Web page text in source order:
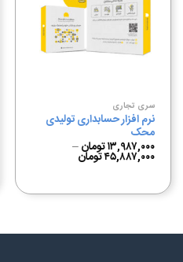
افزودن
به
علاقه
مندی
ها
سری تجاری
نرم افزار حسابداری تولیدی
محک
۱۳,۹۸۷,۰۰۰تومان–
۴۵,۸۸۷,۰۰۰تومان